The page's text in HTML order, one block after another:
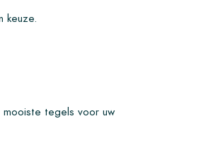
keuze.
tegels voor uw